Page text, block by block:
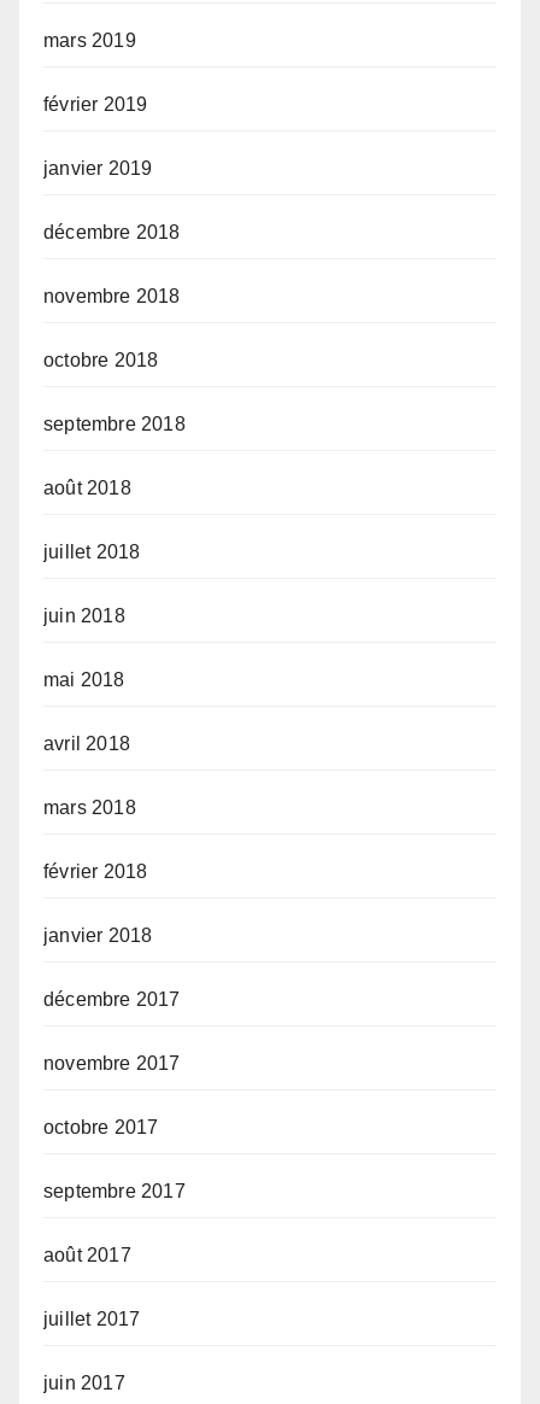
mars 2019
février 2019
janvier 2019
décembre 2018
novembre 2018
octobre 2018
septembre 2018
août 2018
juillet 2018
juin 2018
mai 2018
avril 2018
mars 2018
février 2018
janvier 2018
décembre 2017
novembre 2017
octobre 2017
septembre 2017
août 2017
juillet 2017
juin 2017